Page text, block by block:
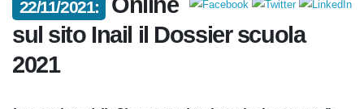
22/11/2021:
Online sul sito Inail il Dossier
scuola 2021